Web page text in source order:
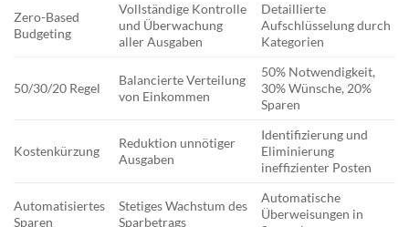
Zero-Based
Budgeting
Vollständige Kontrolle
und Überwachung
aller Ausgaben
Detaillierte
Aufschlüsselung durch
Kategorien
50/30/20 Regel
Balancierte Verteilung
von Einkommen
50% Notwendigkeit,
30% Wünsche, 20%
Sparen
Kostenkürzung
Reduktion unnötiger
Ausgaben
Identifizierung und
Eliminierung
ineffizienter Posten
Automatisiertes
Sparen
Stetiges Wachstum des
Sparbetrags
Automatische
Überweisungen in